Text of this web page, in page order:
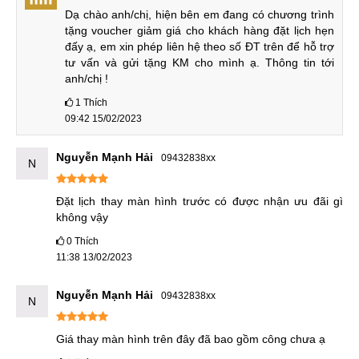
dịch vụ cho khách hàng nắm được trước khi vào thay
Thời gian thay màn hình nhanh chóng, khách hàng chỉ
cần chờ chưa đến 1 giờ đồng hồ là có thể lấy máy luôn.
Dịch vụ đi kèm những chương trình khuyến mãi và
phần quà hấp dẫn.
Dấu hiệu và nguyên nhân
Nắm được nguyên nhân gây hư hỏng cũng là điều cần thiết
để có những biện pháp sử dụng và bảo vệ hiệu quả hơn.
Vậy những dấu hiệu Samsung Galaxy A51 cần được thay
màn hình là gì và nguyên nhân nào gây ra tình trạng hư
đi tìm hiểu ngay sau đây.
Cần thay màn hình Samsung Galaxy A51 khi nào?
Dạ chào anh/chị, hiện bên em đang có chương trình
tặng voucher giảm giá cho khách hàng đặt lịch hẹn
đấy ạ, em xin phép liên hệ theo số ĐT trên để hỗ trợ
tư vấn và gửi tặng KM cho mình ạ. Thông tin tới
anh/chị !
1 Thích
09:42 15/02/2023
N Nguyễn Mạnh Hải 09432838xx
Đặt lịch thay màn hình trước có được nhận ưu đãi gì
không vậy
0 Thích
11:38 13/02/2023
N Nguyễn Mạnh Hải 09432838xx
Giá thay màn hình trên đây đã bao gồm công chưa ạ